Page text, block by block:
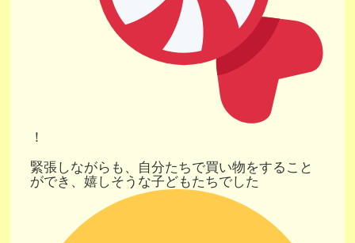
！
緊張しながらも、自分たちで買い物をすること
ができ、嬉しそうな子どもたちでした